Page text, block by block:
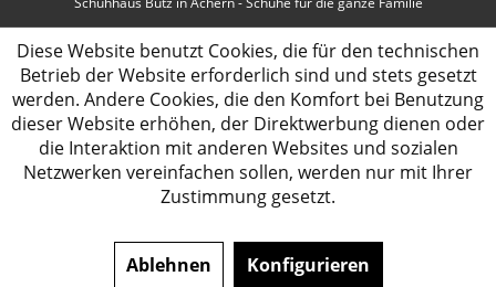
Diese Website benutzt Cookies, die für den technischen
Betrieb der Website erforderlich sind und stets gesetzt
werden. Andere Cookies, die den Komfort bei Benutzung
dieser Website erhöhen, der Direktwerbung dienen oder
die Interaktion mit anderen Websites und sozialen
Netzwerken vereinfachen sollen, werden nur mit Ihrer
Zustimmung gesetzt.
Ablehnen Konfigurieren